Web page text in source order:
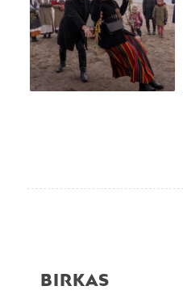
BIRKAS